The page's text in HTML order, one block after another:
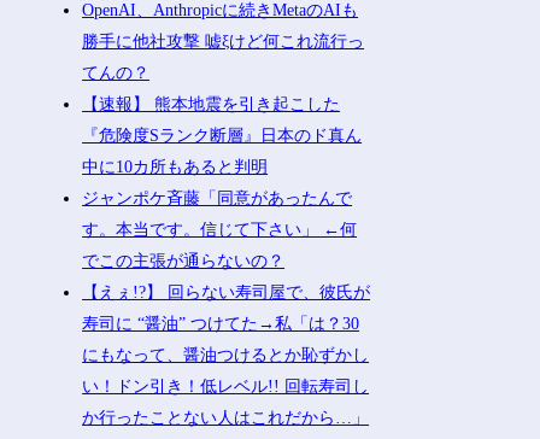
OpenAI、Anthropicに続きMetaのAIも
勝手に他社攻撃 嘘ξけど何これ流行っ
てんの？
【速報】 熊本地震を引き起こした
『危険度Sランク断層』日本のド真ん
中に10カ所もあると判明
ジャンポケ斉藤「同意があったんで
す。本当です。信じて下さい」 ←何
でこの主張が通らないの？
【えぇ!?】 回らない寿司屋で、彼氏が
寿司に “醤油” つけてた→私「は？30
にもなって、醤油つけるとか恥ずかし
い！ドン引き！低レベル!! 回転寿司し
か行ったことない人はこれだから…」